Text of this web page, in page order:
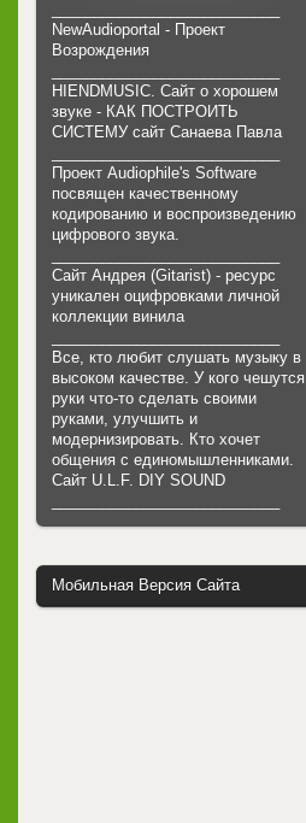
NewAudioportal - Проект
Возрождения
HIENDMUSIC. Сайт о хорошем
звуке - КАК ПОСТРОИТЬ
СИСТЕМУ сайт Санаева Павла
Проект Audiophile's Software
посвящен качественному
кодированию и воспроизведению
цифрового звука.
Сайт Андрея (Gitarist) - ресурс
уникален оцифровками личной
коллекции винила
Все, кто любит слушать музыку в
высоком качестве. У кого чешутся
руки что-то сделать своими
руками, улучшить и
модернизировать. Кто хочет
общения с единомышленниками.
Cайт U.L.F. DIY SOUND
Мобильная Версия Сайта